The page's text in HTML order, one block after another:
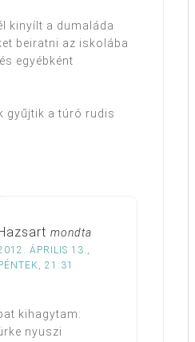
kinyílt a dumaláda
beiratni az iskolába
egyébként
gyűjtik a túró rudis
mondta
ÁPRILIS 13.,
PÉNTEK, 21:31
kihagytam:
nyuszi